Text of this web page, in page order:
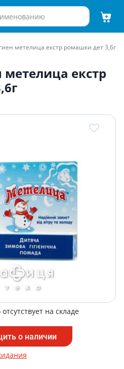
метелица екстр ромашки дет 3,6г
екстр
на складе
о наличии